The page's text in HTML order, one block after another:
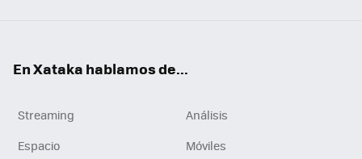
En Xataka hablamos de...
Streaming
Análisis
Espacio
Móviles